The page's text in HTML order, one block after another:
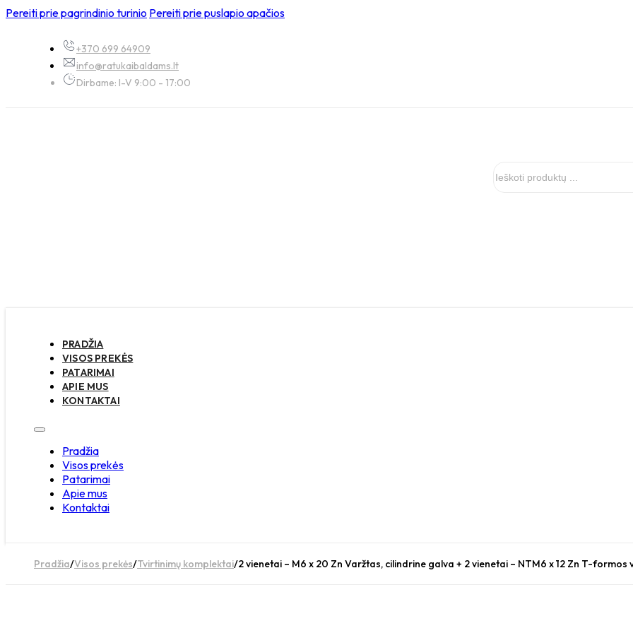
Pereiti prie pagrindinio turinio Pereiti prie puslapio apačios
+370 699 64909
info@ratukaibaldams.lt
Dirbame: I-V 9:00 - 17:00
PRADŽIA
VISOS PREKĖS
PATARIMAI
APIE MUS
KONTAKTAI
Pradžia
Visos prekės
Patarimai
Apie mus
Kontaktai
Pradžia/Visos prekės/Tvirtinimų komplektai/2 vienetai – M6 x 20 Zn Varžtas, cilindrine galva + 2 vienetai – NTM6 x 12 Zn T-formos